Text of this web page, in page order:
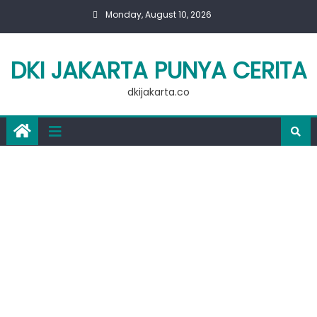
Monday, August 10, 2026
DKI JAKARTA PUNYA CERITA
dkijakarta.co